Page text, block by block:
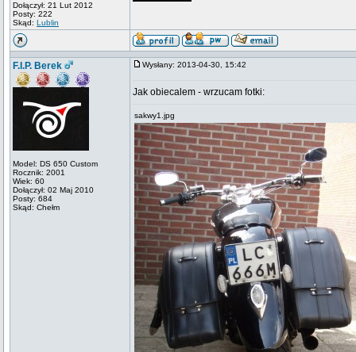
Dołączył: 21 Lut 2012
Posty: 222
Skąd: Lublin
F.I.P. Berek
Model: DS 650 Custom
Rocznik: 2001
Wiek: 60
Dołączył: 02 Maj 2010
Posty: 684
Skąd: Chełm
Wysłany: 2013-04-30, 15:42
Jak obiecalem - wrzucam fotki:
sakwy1.jpg